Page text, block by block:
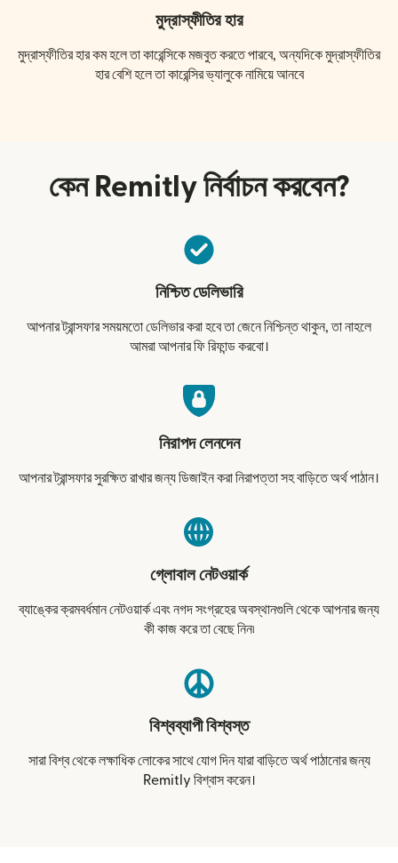
মুদ্রাস্ফীতির হার
মুদ্রাস্ফীতির হার কম হলে তা কারেন্সিকে মজবুত করতে পারবে, অন্যদিকে মুদ্রাস্ফীতির
হার বেশি হলে তা কারেন্সির ভ্যালুকে নামিয়ে আনবে
কেন Remitly নির্বাচন করবেন?
নিশ্চিত ডেলিভারি
আপনার ট্রান্সফার সময়মতো ডেলিভার করা হবে তা জেনে নিশ্চিন্ত থাকুন, তা নাহলে
আমরা আপনার ফি রিফান্ড করবো।
নিরাপদ লেনদেন
আপনার ট্রান্সফার সুরক্ষিত রাখার জন্য ডিজাইন করা নিরাপত্তা সহ বাড়িতে অর্থ পাঠান।
গ্লোবাল নেটওয়ার্ক
ব্যাঙ্কের ক্রমবর্ধমান নেটওয়ার্ক এবং নগদ সংগ্রহের অবস্থানগুলি থেকে আপনার জন্য
কী কাজ করে তা বেছে নিন৷
বিশ্বব্যাপী বিশ্বস্ত
সারা বিশ্ব থেকে লক্ষাধিক লোকের সাথে যোগ দিন যারা বাড়িতে অর্থ পাঠানোর জন্য
Remitly বিশ্বাস করেন।